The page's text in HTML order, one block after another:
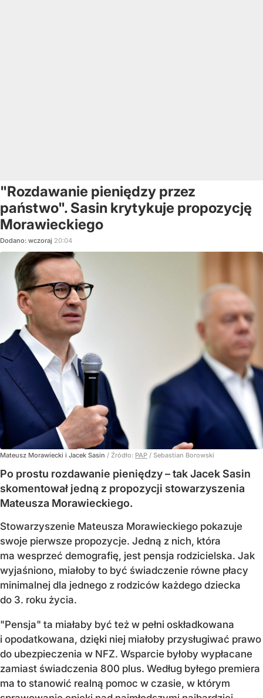
"Rozdawanie pieniędzy przez
państwo". Sasin krytykuje propozycję
Morawieckiego
Dodano: wczoraj 20:04
Mateusz Morawiecki i Jacek Sasin / Źródło: PAP / Sebastian Borowski
Po prostu rozdawanie pieniędzy – tak Jacek Sasin
skomentował jedną z propozycji stowarzyszenia
Mateusza Morawieckiego.
Stowarzyszenie Mateusza Morawieckiego pokazuje
swoje pierwsze propozycje. Jedną z nich, która
ma wesprzeć demografię, jest pensja rodzicielska. Jak
wyjaśniono, miałoby to być świadczenie równe płacy
minimalnej dla jednego z rodziców każdego dziecka
do 3. roku życia.
"Pensja" ta miałaby być też w pełni oskładkowana
i opodatkowana, dzięki niej miałoby przysługiwać prawo
do ubezpieczenia w NFZ. Wsparcie byłoby wypłacane
zamiast świadczenia 800 plus. Według byłego premiera
ma to stanowić realną pomoc w czasie, w którym